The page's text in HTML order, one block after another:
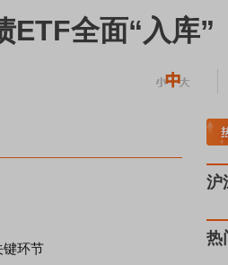
ETF全面“入库”
环节
沪
热